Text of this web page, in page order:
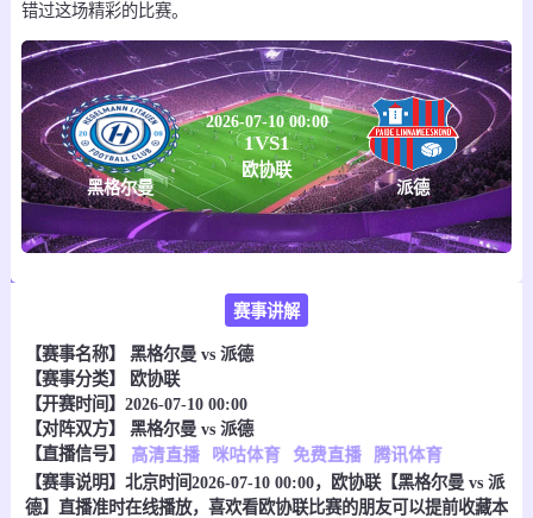
错过这场精彩的比赛。
黑格尔曼
2026-07-10 00:00
1VS1
欧协联
派德
赛事讲解
【赛事名称】 黑格尔曼 vs 派德
【赛事分类】
欧协联
【开赛时间】2026-07-10 00:00
【对阵双方】 黑格尔曼 vs 派德
【直播信号】
高清直播 咪咕体育 免费直播 腾讯体育
【赛事说明】北京时间2026-07-10 00:00，欧协联【黑格尔曼 vs 派
德】直播准时在线播放，喜欢看欧协联比赛的朋友可以提前收藏本